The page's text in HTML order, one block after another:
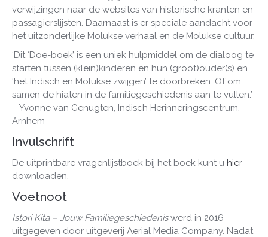
verwijzingen naar de websites van historische kranten en
passagierslijsten. Daarnaast is er speciale aandacht voor
het uitzonderlijke Molukse verhaal en de Molukse cultuur.
‘Dit ‘Doe-boek’ is een uniek hulpmiddel om de dialoog te
starten tussen (klein)kinderen en hun (groot)ouder(s) en
‘het Indisch en Molukse zwijgen’ te doorbreken. Of om
samen de hiaten in de familiegeschiedenis aan te vullen.’
– Yvonne van Genugten, Indisch Herinneringscentrum,
Arnhem
Invulschrift
De uitprintbare vragenlijstboek bij het boek kunt u hier
downloaden.
Voetnoot
Istori Kita – Jouw Familiegeschiedeniswerd in 2016
uitgegeven door uitgeverij Aerial Media Company. Nadat